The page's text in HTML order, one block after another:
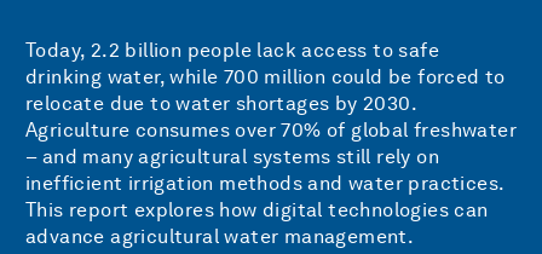
Today, 2.2 billion people lack access to safe
drinking water, while 700 million could be forced to
relocate due to water shortages by 2030.
Agriculture consumes over 70% of global freshwater
– and many agricultural systems still rely on
inefficient irrigation methods and water practices.
This report explores how digital technologies can
advance agricultural water management.